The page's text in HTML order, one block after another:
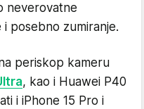
neverovatne
posebno zumiranje.
periskop kameru
, kao i Huawei P40
i iPhone 15 Pro i